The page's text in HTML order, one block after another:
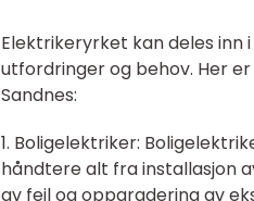
Elektrikeryrket kan deles inn
utfordringer og behov. Her
Sandnes:
1. Boligelektriker:
håndtere alt fra installasjon
av feil og oppgradering av